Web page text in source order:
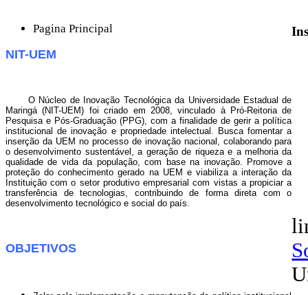
Pagina Principal
NIT-UEM
O Núcleo de Inovação Tecnológica da Universidade Estadual de
Maringá (NIT-UEM) foi criado em 2008, vinculado à Pró-Reitoria de
Pesquisa e Pós-Graduação (PPG), com a finalidade de gerir a política
institucional de inovação e propriedade intelectual. Busca fomentar a
inserção da UEM no processo de inovação nacional, colaborando para
o desenvolvimento sustentável, a geração de riqueza e a melhoria da
qualidade de vida da população, com base na inovação. Promove a
proteção do conhecimento gerado na UEM e viabiliza a interação da
Instituição com o setor produtivo empresarial com vistas a propiciar a
transferência de tecnologias, contribuindo de forma direta com o
desenvolvimento tecnológico e social do país.
OBJETIVOS